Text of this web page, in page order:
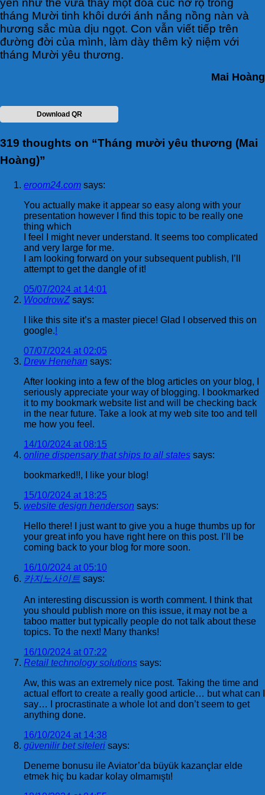
yên như thể vừa thấy một đóa cúc nở rộ trong
tháng Mười tinh khôi dưới ánh nắng nồng nàn và
hương sắc mùa dịu ngọt. Con vẫn viết tiếp trên
đường đời của mình, làm dày thêm kỷ niệm với
tháng Mười yêu thương.
Mai Hoàng
Download QR
319 thoughts on “Tháng mười yêu thương (Mai
Hoàng)”
eroom24.com says:
You actually make it appear so easy along with your
presentation however I find this topic to be really one
thing which
I feel I might never understand. It seems too complicated
and very large for me.
I am looking forward on your subsequent publish, I’ll
attempt to get the dangle of it!
05/07/2024 at 14:01
WoodrowZ says:
I like this site it’s a master piece! Glad I observed this on
google.!
07/07/2024 at 02:05
Drew Henehan says:
After looking into a few of the blog articles on your blog, I
seriously appreciate your way of blogging. I bookmarked
it to my bookmark website list and will be checking back
in the near future. Take a look at my web site too and tell
me how you feel.
14/10/2024 at 08:15
online dispensary that ships to all states says:
bookmarked!!, I like your blog!
15/10/2024 at 18:25
website design henderson says:
Hello there! I just want to give you a huge thumbs up for
your great info you have right here on this post. I’ll be
coming back to your blog for more soon.
16/10/2024 at 05:10
카지노사이트 says:
An interesting discussion is worth comment. I think that
you should publish more on this issue, it may not be a
taboo matter but typically people do not talk about these
topics. To the next! Many thanks!
16/10/2024 at 07:22
Retail technology solutions says:
Aw, this was an extremely nice post. Taking the time and
actual effort to create a really good article… but what can I
say… I procrastinate a whole lot and don’t seem to get
anything done.
16/10/2024 at 14:38
güvenilir bet siteleri says:
Deneme bonusu ile Aviator’da büyük kazançlar elde
etmek hiç bu kadar kolay olmamıştı!